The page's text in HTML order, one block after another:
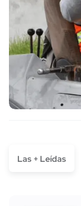
Las + Leídas